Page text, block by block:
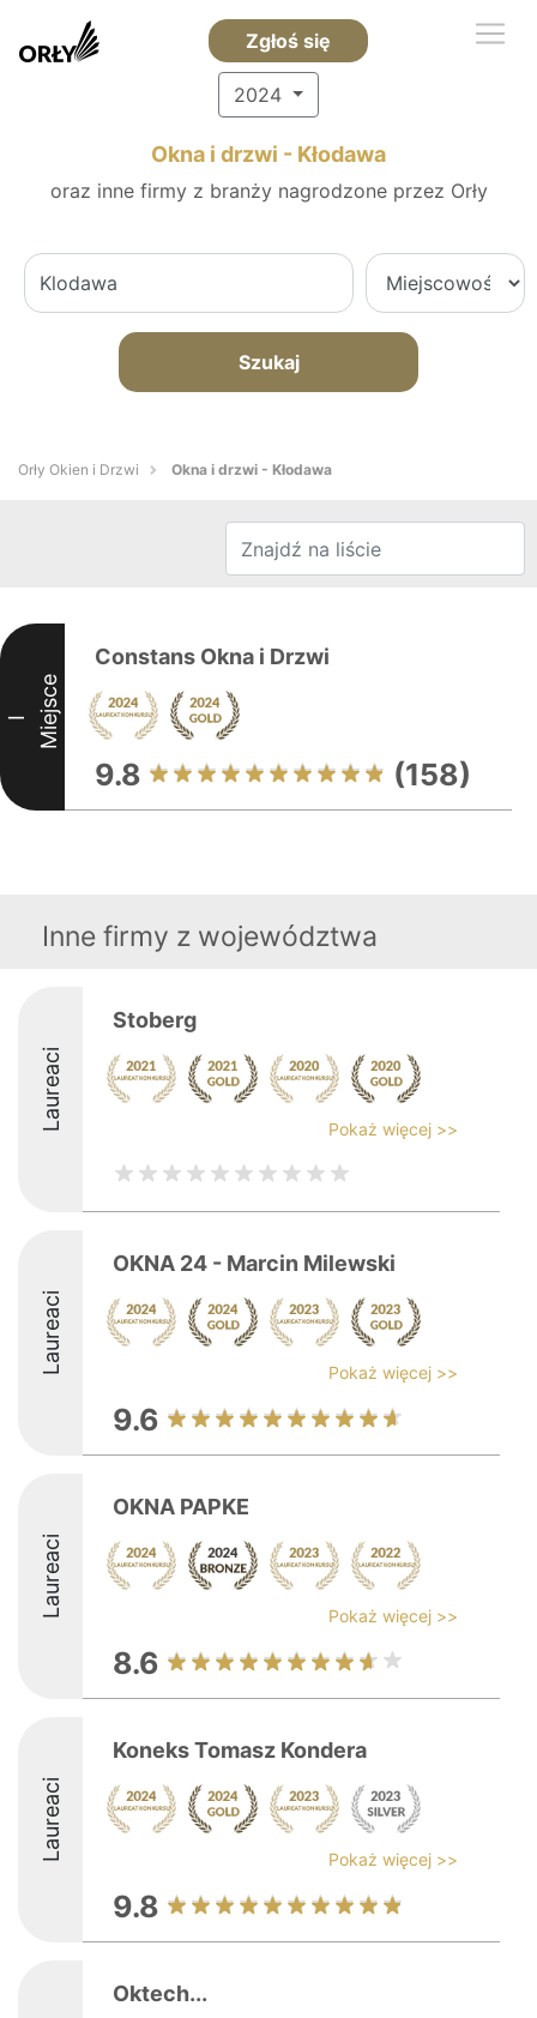
Zgłoś się
2024
Okna i drzwi - Kłodawa
oraz inne firmy z branży nagrodzone przez Orły
Szukaj
Orły Okien i Drzwi Okna i drzwi - Kłodawa
I Miejsce
Constans Okna i Drzwi
9.8 (158)
Inne firmy z województwa
Laureaci
Stoberg
Pokaż więcej >>
Laureaci
OKNA 24 - Marcin Milewski
Pokaż więcej >>
9.6
Laureaci
OKNA PAPKE
Pokaż więcej >>
8.6
Laureaci
Koneks Tomasz Kondera
Pokaż więcej >>
9.8
Oktech...